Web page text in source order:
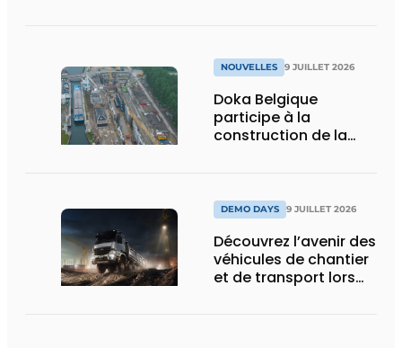
NOUVELLES 9 JUILLET 2026
Doka Belgique
participe à la
construction de la
DEMO DAYS 9 JUILLET 2026
Découvrez l’avenir des
véhicules de chantier
et de transport lors